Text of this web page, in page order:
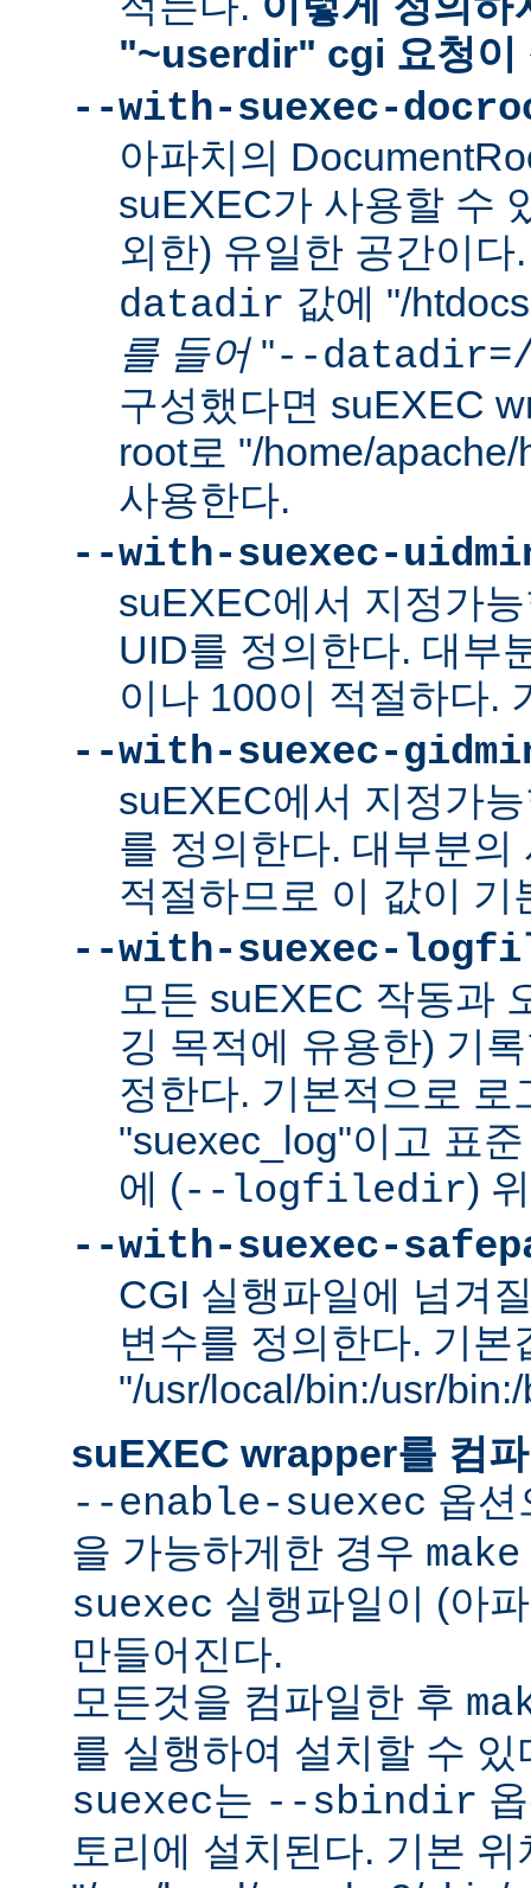
"~userdir" cgi 요청이
--with-suexec-
아파치의
suEXEC가 사용할 수
외한) 유일한 공간이
datadir 값에 "/
를 들어"--datadir=/
구성했다면 suEXEC
root로 "/home/
사용한다.
--with-suexec-
suEXEC에서 지정가
UID를 정의한다. 대부
이나 100이 적절하다.
--with-suexec-
suEXEC에서 지정가
를 정의한다. 대부분의
적절하므로 이 값이 기
--with-suexec-
모든 suEXEC 작동과
깅 목적에 유용한) 기
정한다. 기본적으로 로
"suexec_log"이고 표
에 (--logfiledir)
--with-suexec-
CGI 실행파일에 넘겨
변수를 정의한다. 기본
"/usr/local/bin:/usr/
suEXEC wrapper를 컴
--enable-suexec 옵션
을 가능하게한 경우 make
suexec 실행파일이 (아
만들어진다.
모든것을 컴파일한 후
를 실행하여 설치할 수
suexec는 --sbindir
토리에 설치된다. 기본 위